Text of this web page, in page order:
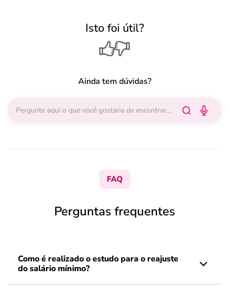
Isto foi útil?
Ainda tem dúvidas?
FAQ
Perguntas frequentes
Como é realizado o estudo para o reajuste
do salário mínimo?